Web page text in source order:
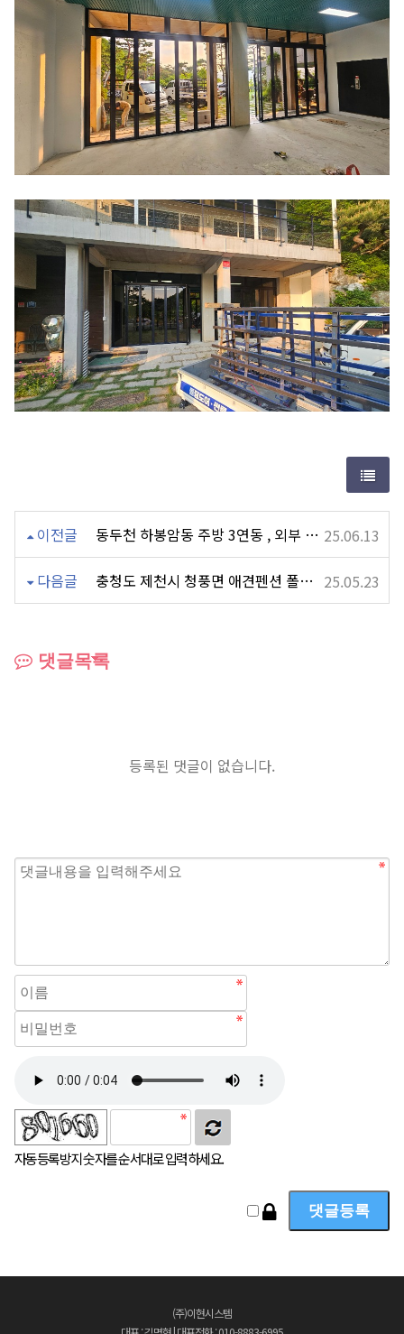
이전글 동두천 하봉암동 주방 3연동 , 외부 샤시 25.06.13
다음글 충청도 제천시 청풍면 애견펜션 폴딩도어,경첩도어 25.05.23
댓글목록
등록된 댓글이 없습니다.
자동등록방지 숫자를 순서대로 입력하세요.
(주)이현시스템